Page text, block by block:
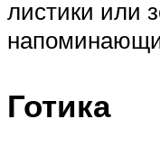
листики или
Готика